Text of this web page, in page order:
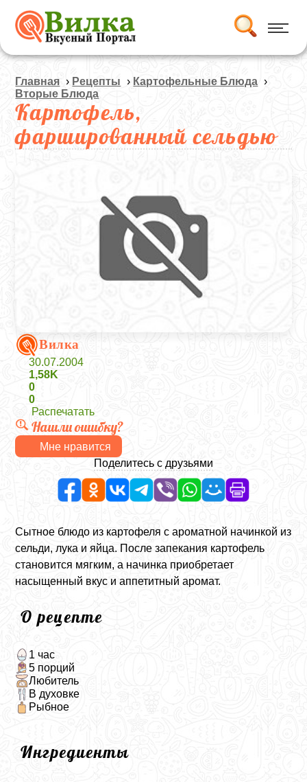
Главная › Рецепты › Картофельные Блюда ›
Вторые Блюда
Картофель,
фаршированный сельдью
Вилка
30.07.2004
1,58K
0
0
Распечатать
Нашли ошибку?
Мне нравится
Поделитесь с друзьями
Сытное блюдо из картофеля с ароматной начинкой из
сельди, лука и яйца. После запекания картофель
становится мягким, а начинка приобретает
насыщенный вкус и аппетитный аромат.
О рецепте
1 час
5 порций
Любитель
В духовке
Рыбное
Ингредиенты